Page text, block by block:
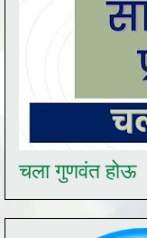
चला गुणवंत होऊ